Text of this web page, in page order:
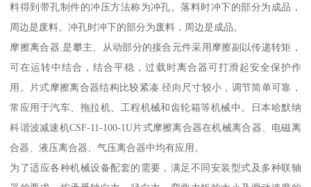
料得到带孔制件的冲压方法称为冲孔。落料时冲下的部分为成品，
周边是废料。冲孔时冲下的部分为废料，周边是成品。
摩擦离合器.是攀主、从动部分的接合元件采用摩擦副以传递转矩，
可在运转中结合，结合平稳，过载时离合器可打滑起安全保护作
用。片式摩擦离合器结构比较紧凑.径向尺寸较小，调节简单可靠，
常应用于汽车、拖拉机、工程机械和齿轮箱等机械中。日本哈默纳
科谐波减速机CSF-11-100-1U片式摩擦离合器在机械离合器、电磁离
合器、液压离合器、气压离合器中均有应用。
为了适应各种机械设备配套的需要，满足不同安装型式及多种联轴